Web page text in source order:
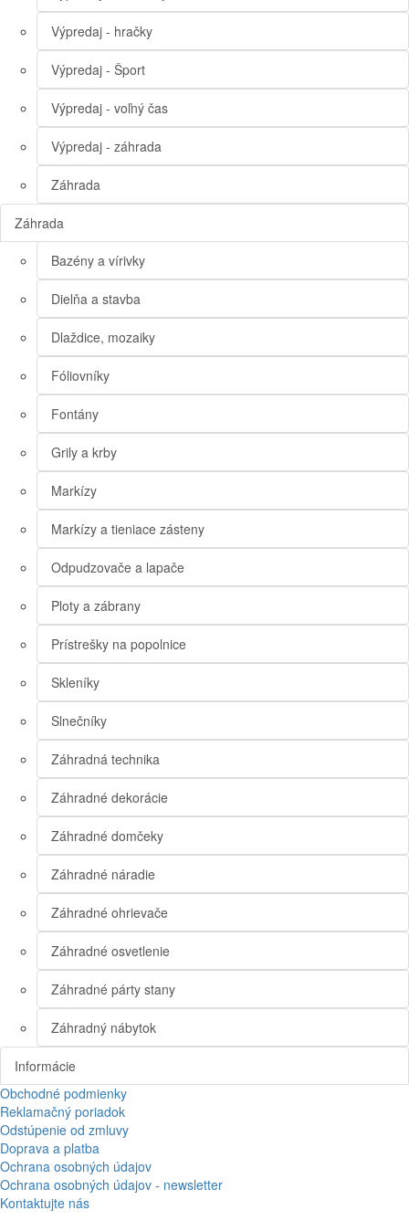
Výpredaj - hračky
Výpredaj - Šport
Výpredaj - voľný čas
Výpredaj - záhrada
Záhrada
Záhrada
Bazény a vírivky
Dielňa a stavba
Dlaždice, mozaiky
Fóliovníky
Fontány
Grily a krby
Markízy
Markízy a tieniace zásteny
Odpudzovače a lapače
Ploty a zábrany
Prístrešky na popolnice
Skleníky
Slnečníky
Záhradná technika
Záhradné dekorácie
Záhradné domčeky
Záhradné náradie
Záhradné ohrievače
Záhradné osvetlenie
Záhradné párty stany
Záhradný nábytok
Informácie
Obchodné podmienky
Reklamačný poriadok
Odstúpenie od zmluvy
Doprava a platba
Ochrana osobných údajov
Ochrana osobných údajov - newsletter
Kontaktujte nás